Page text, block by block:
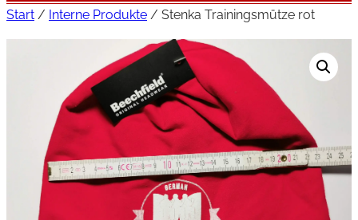
Start / Interne Produkte / Stenka Trainingsmütze rot